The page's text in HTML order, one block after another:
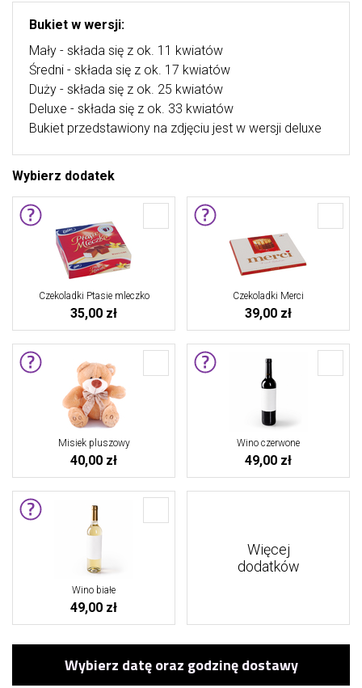
Bukiet w wersji:
Mały - składa się z ok. 11 kwiatów
Średni - składa się z ok. 17 kwiatów
Duży - składa się z ok. 25 kwiatów
Deluxe - składa się z ok. 33 kwiatów
Bukiet przedstawiony na zdjęciu jest w wersji deluxe
Wybierz dodatek
Czekoladki Ptasie mleczko
35,00 zł
Czekoladki Merci
39,00 zł
Misiek pluszowy
40,00 zł
Wino czerwone
49,00 zł
Wino białe
49,00 zł
Więcej
dodatków